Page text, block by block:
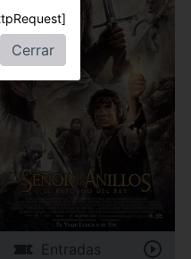
Entradas
Cerrar